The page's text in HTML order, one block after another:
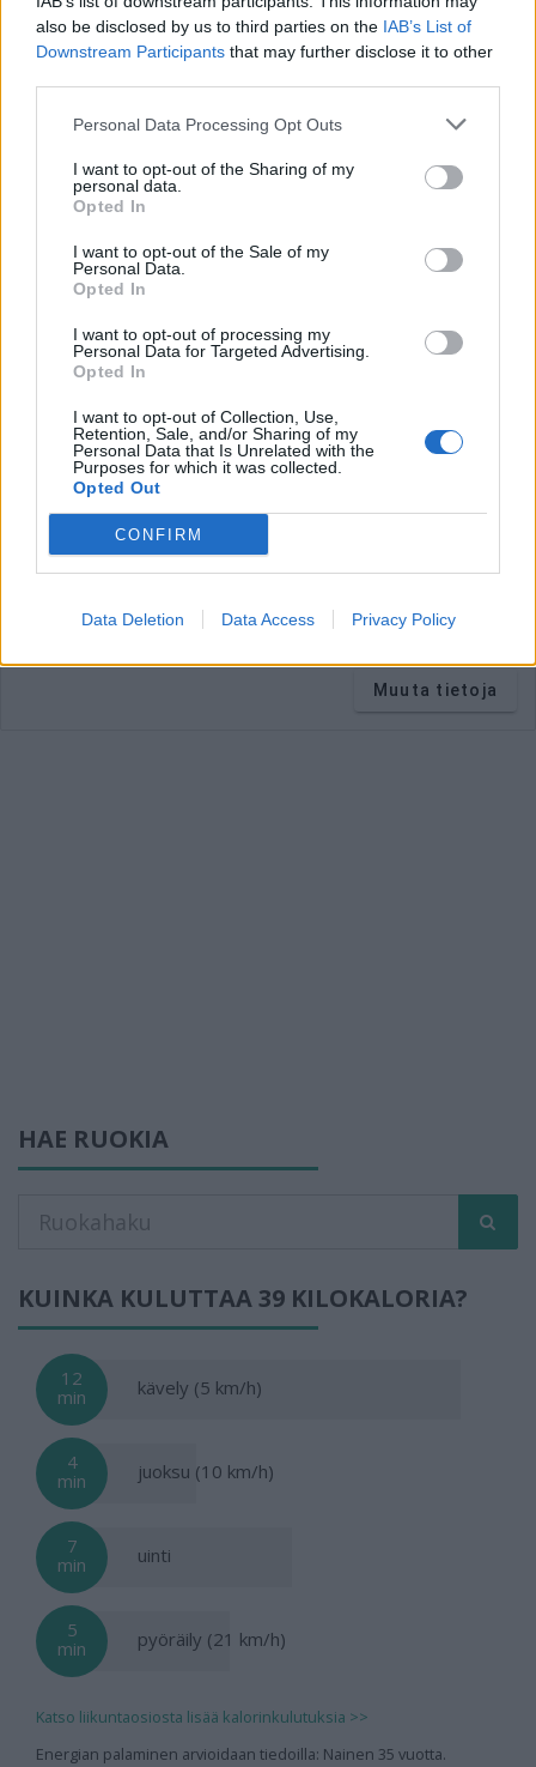
also be disclosed by us to third parties on the IAB’s List of
Downstream Participants that may further disclose it to other
Personal Data Processing Opt Outs
I want to opt-out of the Sharing of my
personal data.
Opted In
I want to opt-out of the Sale of my
Personal Data.
Opted In
I want to opt-out of processing my
Personal Data for Targeted Advertising.
Opted In
I want to opt-out of Collection, Use,
Retention, Sale, and/or Sharing of my
Personal Data that Is Unrelated with the
Purposes for which it was collected.
Opted Out
CONFIRM
Data Deletion Data Access Privacy Policy
Jodi (I) 0,3 µg
0 %
Kalium (K)
54,0 mg
2 %
Natrium (Na)
Rauta (Fe)
0,4 mg
3 %
Seleeni (Se)
Sinkki (Zn)
0,2 mg 3 %
Lähde: käyttäjien luoma (19.1.2026).Ovatko tiedot puutteelliset tai
virheelliset?Muokkaa tätä ruokaa
* Tavoite kertoo ravintoaineen määrän ja osuuden viittellisestä
päiväsaannista.
suomalaisiin ravitsemussuosituksiin
Ravintoaineidensuositukset lasketaan tiedoilla:
Vitamiinien, kivennäis- ja hivenaineiden suositukset lasketaan
Muuta tietoja
HAE RUOKIA
KUINKA KULUTTAA 39 KILOKALORIA?
12
min
kävely (5 km/h)
4
min
juoksu (10 km/h)
7
min
uinti
5
min
pyöräily (21 km/h)
Katso liikuntaosiosta lisää kalorinkulutuksia >>
Energian palaminen arvioidaan tiedoilla: Nainen 35 vuotta.